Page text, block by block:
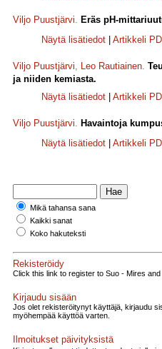
Viljo Puustjärvi. Eräs pH-
Näytä lisätiedot
Artikkeli
Viljo Puustjärvi, Leo Rautiainen.
ja niiden kemiasta.
Näytä lisätiedot
Artikkeli
Viljo Puustjärvi. Havaintoja
Näytä lisätiedot
Artikkeli
Mikä tahansa sana
Kaikki sanat
Koko hakuteksti
Rekisteröidy
Click this link to register to Suo - Mires and
Kirjaudu sisään
Jos olet rekisteröitynyt käyttäjä, kirjaudu
myöhempää käyttöä varten.
Ilmoitukset päivityksistä